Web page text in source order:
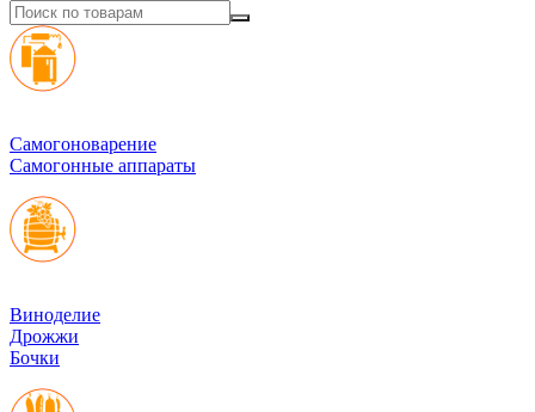
Cамогоноварение
Самогонные аппараты
Виноделие
Дрожжи
Бочки